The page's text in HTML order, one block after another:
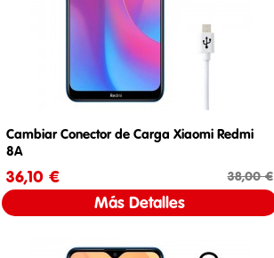
Cambiar Conector de Carga Xiaomi Redmi
8A
36,10 € Precio base38,00 €
Más Detalles